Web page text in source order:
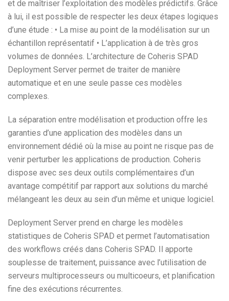
et de maîtriser l’exploitation des modèles prédictifs. Grâce
à lui, il est possible de respecter les deux étapes logiques
d’une étude : • La mise au point de la modélisation sur un
échantillon représentatif • L’application à de très gros
volumes de données. L’architecture de Coheris SPAD
Deployment Server permet de traiter de manière
automatique et en une seule passe ces modèles
complexes.
La séparation entre modélisation et production offre les
garanties d’une application des modèles dans un
environnement dédié où la mise au point ne risque pas de
venir perturber les applications de production. Coheris
dispose avec ses deux outils complémentaires d’un
avantage compétitif par rapport aux solutions du marché
mélangeant les deux au sein d’un même et unique logiciel.
Deployment Server prend en charge les modèles
statistiques de Coheris SPAD et permet l’automatisation
des workflows créés dans Coheris SPAD. Il apporte
souplesse de traitement, puissance avec l’utilisation de
serveurs multiprocesseurs ou multicoeurs, et planification
fine des exécutions récurrentes.